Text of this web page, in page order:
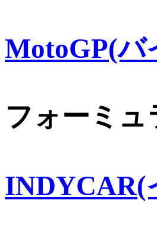
MotoGP(バ
フォーミュ
INDYCAR(